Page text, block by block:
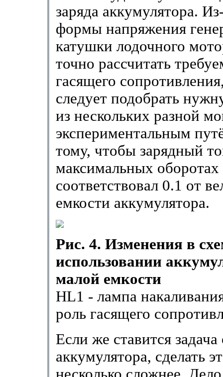
заряда аккумулятора.
формы напряжения
катушки лодочного
точно рассчитать
гасящего
следует подобрать
из нескольких разной
экспериментальным
тому, чтобы зарядный
максимальных
соответствовал 0.1 от
емкости аккумулятора.
Рис. 4. Изменения в
использовании
малой емкости
HL1 - лампа
роль гасящего
Если же ставится
аккумулятора, сделать